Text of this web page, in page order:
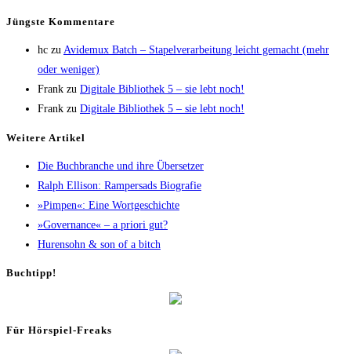
Jüngs­te Kommentare
hc zu Avi­de­mux Batch – Sta­pel­ver­ar­bei­tung leicht gemacht (mehr
oder weniger)
Frank zu Digi­ta­le Biblio­thek 5 – sie lebt noch!
Frank zu Digi­ta­le Biblio­thek 5 – sie lebt noch!
Wei­te­re Artikel
Die Buch­bran­che und ihre Übersetzer
Ralph Elli­son: Ram­pers­ads Biografie
»Pim­pen«: Eine Wortgeschichte
»Gover­nan­ce« – a prio­ri gut?
Huren­sohn & son of a bitch
Buch­tipp!
Für Hör­spiel-Freaks